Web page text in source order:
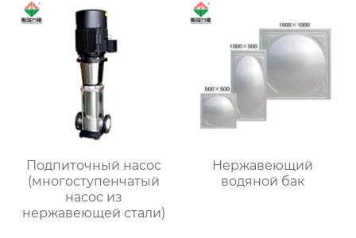
Подпиточный насос
(многоступенчатый
насос из
нержавеющей стали)
Нержавеющий
водяной бак